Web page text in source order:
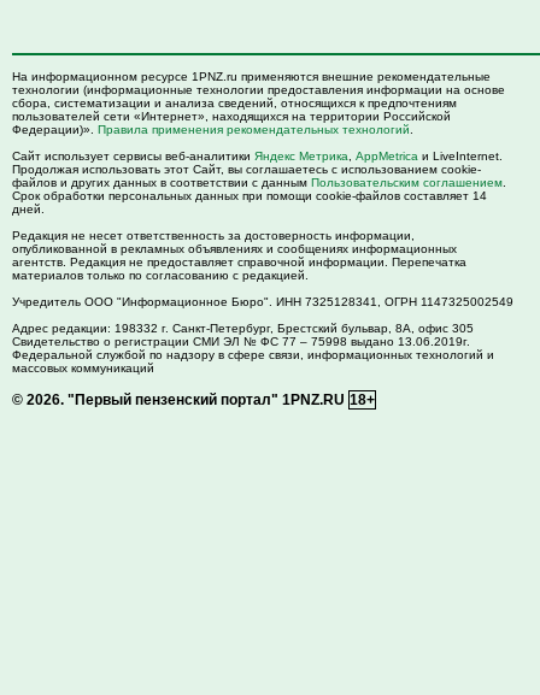
На информационном ресурсе 1PNZ.ru применяются внешние рекомендательные
технологии (информационные технологии предоставления информации на основе
сбора, систематизации и анализа сведений, относящихся к предпочтениям
пользователей сети «Интернет», находящихся на территории Российской
Федерации)». Правила применения рекомендательных технологий
Сайт использует сервисы веб-аналитики Яндекс Метрика AppMetrica и LiveInternet.
Продолжая использовать этот Сайт, вы соглашаетесь с использованием cookie-
файлов и других данных в соответствии с данным Пользовательским соглашением
Срок обработки персональных данных при помощи cookie-файлов составляет 14
дней.
Редакция не несет ответственность за достоверность информации,
опубликованной в рекламных объявлениях и сообщениях информационных
агентств. Редакция не предоставляет справочной информации. Перепечатка
материалов только по согласованию с редакцией.
Учредитель ООО "Информационное Бюро". ИНН 7325128341, ОГРН 1147325002549
Адрес редакции: 198332 г. Санкт-Петербург, Брестский бульвар, 8А, офис 305
Свидетельство о регистрации СМИ ЭЛ № ФС 77 – 75998 выдано 13.06.2019г.
Федеральной службой по надзору в сфере связи, информационных технологий и
массовых коммуникаций
© 2026. "Первый пензенский портал" 1PNZ.RU 18+